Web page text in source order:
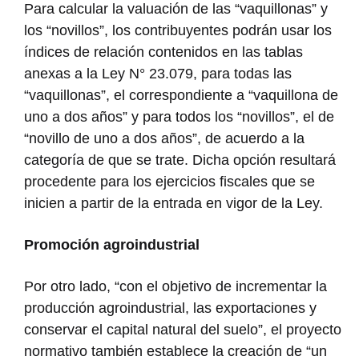
Para calcular la valuación de las “vaquillonas” y
los “novillos”, los contribuyentes podrán usar los
índices de relación contenidos en las tablas
anexas a la Ley N° 23.079, para todas las
“vaquillonas”, el correspondiente a “vaquillona de
uno a dos años” y para todos los “novillos”, el de
“novillo de uno a dos años”, de acuerdo a la
categoría de que se trate. Dicha opción resultará
procedente para los ejercicios fiscales que se
inicien a partir de la entrada en vigor de la Ley.
Promoción agroindustrial
Por otro lado, “con el objetivo de incrementar la
producción agroindustrial, las exportaciones y
conservar el capital natural del suelo”, el proyecto
normativo también establece la creación de “un